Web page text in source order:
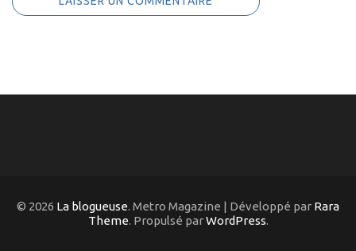
© 2026 La blogueuse. Metro Magazine | Développé par Rara
Theme. Propulsé parWordPress.